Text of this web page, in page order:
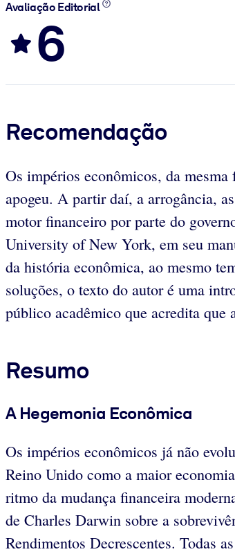
Avaliação Editorial
6
Recomendação
Os impérios econômicos, da
apogeu. A partir daí, a arrogância,
motor financeiro por parte do
University of New York, em seu
da história econômica, ao mesmo
soluções, o texto do autor é uma
público acadêmico que acredita que
Resumo
A Hegemonia Econômica
Os impérios econômicos já não
Reino Unido como a maior
ritmo da mudança financeira
de Charles Darwin sobre a
Rendimentos Decrescentes. Todas